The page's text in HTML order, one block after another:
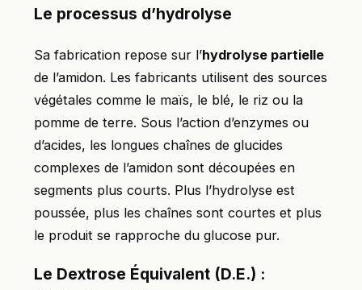
Le processus d’hydrolyse
Sa fabrication repose sur l’hydrolyse partielle
de l’amidon. Les fabricants utilisent des sources
végétales comme le maïs, le blé, le riz ou la
pomme de terre. Sous l’action d’enzymes ou
d’acides, les longues chaînes de glucides
complexes de l’amidon sont découpées en
segments plus courts. Plus l’hydrolyse est
poussée, plus les chaînes sont courtes et plus
le produit se rapproche du glucose pur.
Le Dextrose Équivalent (D.E.) :